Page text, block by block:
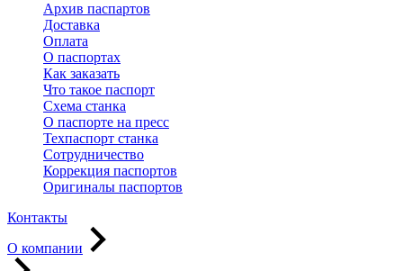
Архив паспартов
Доставка
Оплата
О паспортах
Как заказать
Что такое паспорт
Схема станка
О паспорте на пресс
Техпаспорт станка
Сотрудничество
Коррекция паспортов
Оригиналы паспортов
Контакты
О компании